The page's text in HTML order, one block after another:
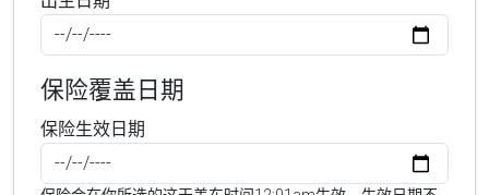
保险覆盖日期
保险生效日期